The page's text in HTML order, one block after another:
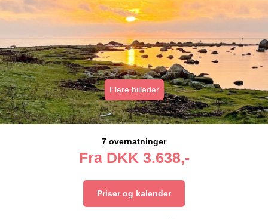
Flere billeder
7 overnatninger
Fra DKK 3.638,-
Priser og kalender